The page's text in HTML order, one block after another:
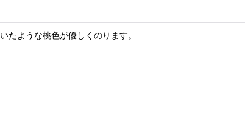
たような桃色が優しくのります。